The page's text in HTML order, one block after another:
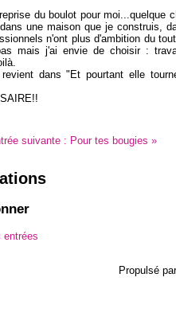
du boulot pour moi...quelque
une maison que je construis,
n'ont plus d'ambition du
mais j'ai envie de choisir :
dans "Et pourtant elle
suivante : Pour tes bougies »
entrées
Propulsé